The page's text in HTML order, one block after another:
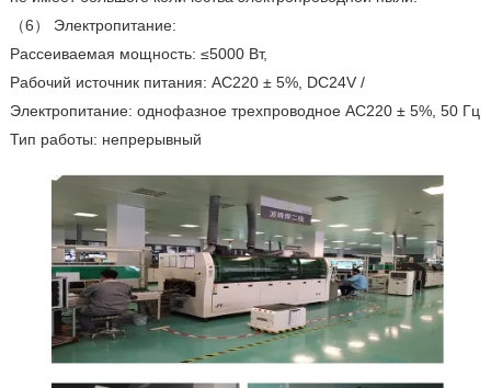
（6） Электропитание:
Рассеиваемая мощность: ≤5000 Вт,
Рабочий источник питания: AC220 ± 5%, DC24V /
Электропитание: однофазное трехпроводное AC220 ± 5%, 50 Гц
Тип работы: непрерывный